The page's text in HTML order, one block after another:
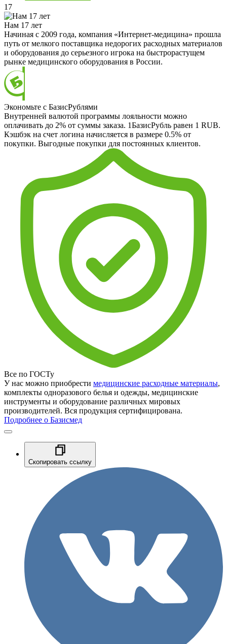
17
Нам 17 лет
Начиная с 2009 года, компания «Интернет-медицина» прошла
путь от мелкого поставщика недорогих расходных материалов
и оборудования до серьезного игрока на быстрорастущем
рынке медицинского оборудования в России.
Экономьте с БазисРублями
Внутренней валютой программы лояльности можно
оплачивать до 2% от суммы заказа. 1БазисРубль равен 1 RUB.
Кэшбэк на счет логина начисляется в размере 0.5% от
покупки. Выгодные покупки для постоянных клиентов.
Все по ГОСТу
У нас можно приобрести медицинские расходные материалы,
комплекты одноразового белья и одежды, медицинские
инструменты и оборудование различных мировых
производителей. Вся продукция сертифицирована.
Подробнее о Базисмед
Скопировать ссылку